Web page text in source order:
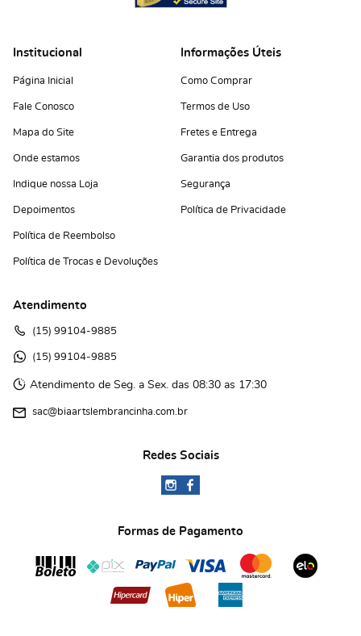
Institucional
Página Inicial
Fale Conosco
Mapa do Site
Onde estamos
Indique nossa Loja
Depoimentos
Política de Reembolso
Política de Trocas e Devoluções
Informações Úteis
Como Comprar
Termos de Uso
Fretes e Entrega
Garantia dos produtos
Segurança
Política de Privacidade
Atendimento
(15) 99104-9885
(15) 99104-9885
Atendimento de Seg. a Sex. das 08:30 as 17:30
sac@biaartslembrancinha.com.br
Redes Sociais
Formas de Pagamento